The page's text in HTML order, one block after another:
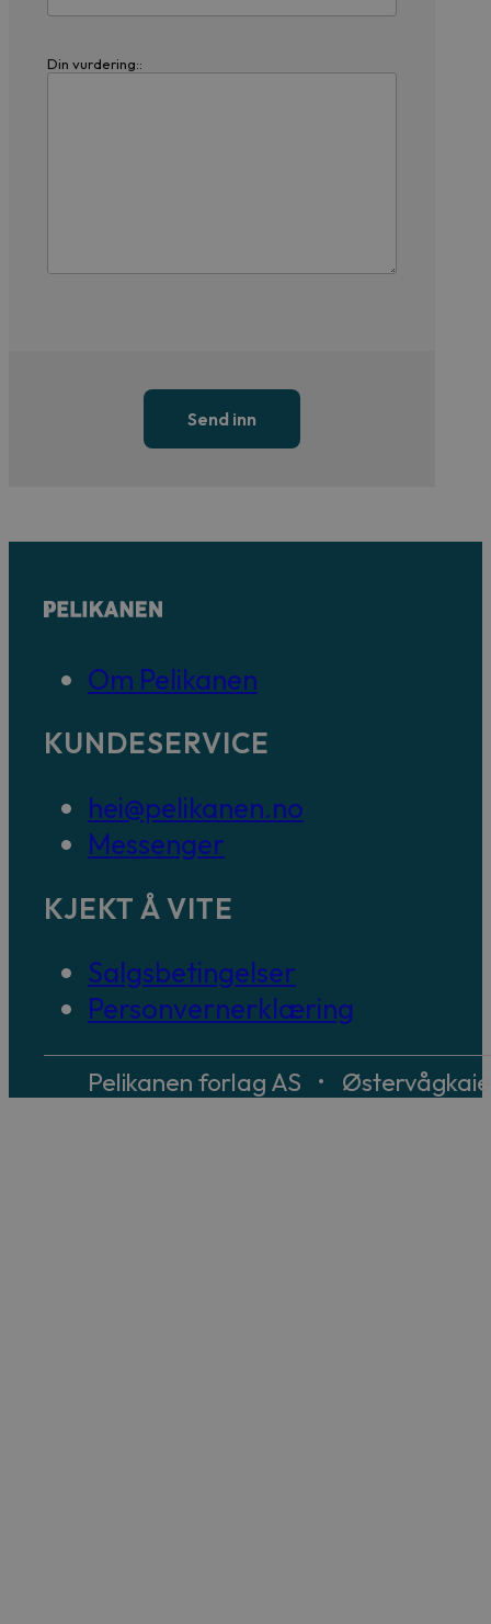
Din vurdering::
Send inn
Om Pelikanen
KUNDESERVICE
hei@pelikanen.no
Messenger
KJEKT Å VITE
Salgsbetingelser
Personvernerklæring
Pelikanen forlag AS •